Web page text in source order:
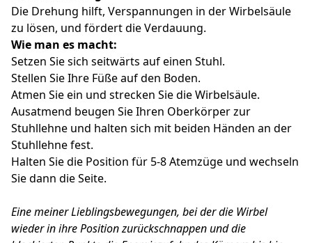
Die Drehung hilft, Verspannungen in der Wirbelsäule
zu lösen, und fördert die Verdauung.
Wie man es macht:
Setzen Sie sich seitwärts auf einen Stuhl.
Stellen Sie Ihre Füße auf den Boden.
Atmen Sie ein und strecken Sie die Wirbelsäule.
Ausatmend beugen Sie Ihren Oberkörper zur
Stuhllehne und halten sich mit beiden Händen an der
Stuhllehne fest.
Halten Sie die Position für 5-8 Atemzüge und wechseln
Sie dann die Seite.
Eine meiner Lieblingsbewegungen, bei der die Wirbel
wieder in ihre Position zurückschnappen und die